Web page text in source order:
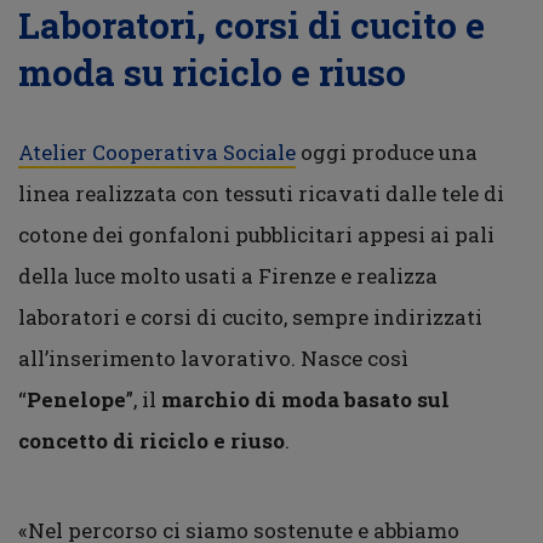
Laboratori, corsi di cucito e
moda su riciclo e riuso
Atelier Cooperativa Sociale oggi produce una
linea realizzata con tessuti ricavati dalle tele di
cotone dei gonfaloni pubblicitari appesi ai pali
della luce molto usati a Firenze e realizza
laboratori e corsi di cucito, sempre indirizzati
all’inserimento lavorativo. Nasce così
“Penelope”, il marchio di moda basato sul
concetto di riciclo e riuso.
«Nel percorso ci siamo sostenute e abbiamo